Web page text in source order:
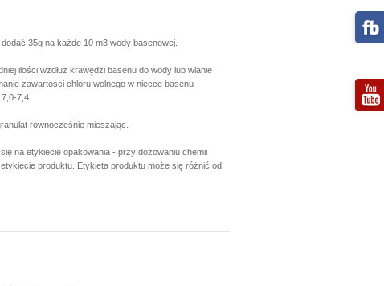
35g na każde 10 m3 wody basenowej.
ilości wzdłuż krawędzi basenu do wody lub wlanie
zawartości chloru wolnego w niecce basenu
7,4.
równocześnie mieszając.
na etykiecie opakowania - przy dozowaniu chemii
produktu. Etykieta produktu może się różnić od